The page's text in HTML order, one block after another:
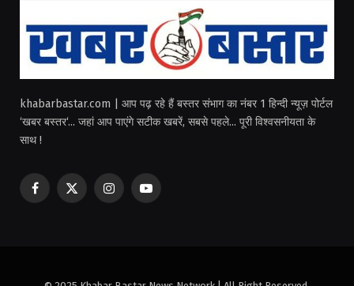
khabarbastar.com | आप पढ़ रहे हैं बस्तर संभाग का नंबर 1 हिन्दी न्यूज़ पोर्टल
‘खबर बस्तर‘... जहां आप पाएंगे सटीक खबरें, सबसे पहले... पूरी विश्वसनीयता के
साथ !
Facebook
X
InstagramYouTube